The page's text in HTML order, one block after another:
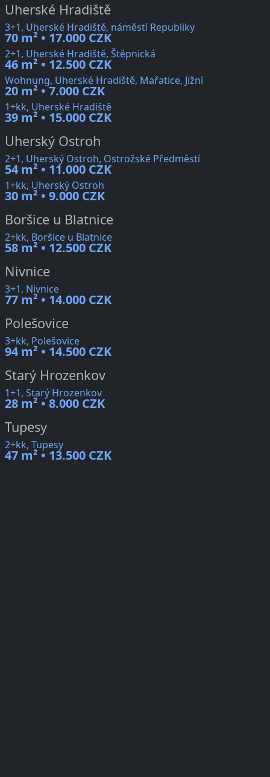
Uherské Hradiště
3+1, Uherské Hradiště, náměstí Republiky
70 m² • 17.000 CZK
2+1, Uherské Hradiště, Štěpnická
46 m² • 12.500 CZK
Wohnung, Uherské Hradiště, Mařatice, Jižní
20 m² • 7.000 CZK
1+kk, Uherské Hradiště
39 m² • 15.000 CZK
Uherský Ostroh
2+1, Uherský Ostroh, Ostrožské Předměstí
54 m² • 11.000 CZK
1+kk, Uherský Ostroh
30 m² • 9.000 CZK
Boršice u Blatnice
2+kk, Boršice u Blatnice
58 m² • 12.500 CZK
Nivnice
3+1, Nivnice
77 m² • 14.000 CZK
Polešovice
3+kk, Polešovice
94 m² • 14.500 CZK
Starý Hrozenkov
1+1, Starý Hrozenkov
28 m² • 8.000 CZK
Tupesy
2+kk, Tupesy
47 m² • 13.500 CZK